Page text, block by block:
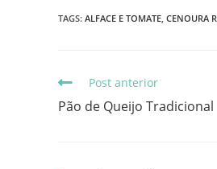
TAGS: ALFACE E TOMATE, CENOURA
Post anterior
Pão de Queijo Tradicional